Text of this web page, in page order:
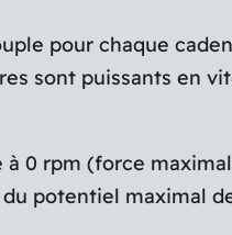
pour chaque
sont puissants en
0 rpm (force
potentiel maximal